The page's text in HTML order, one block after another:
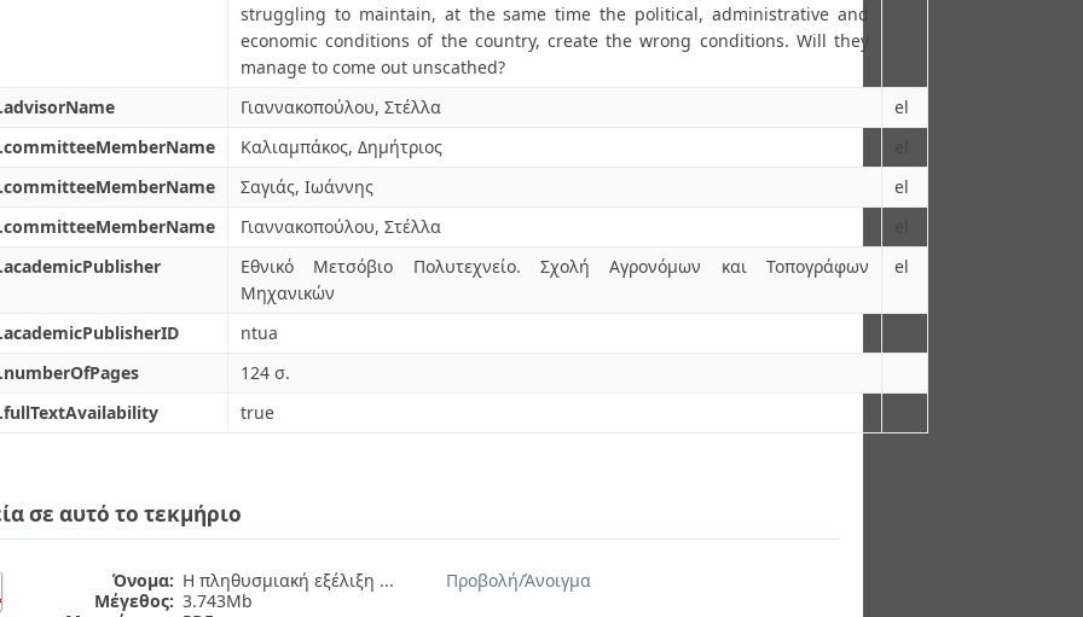
struggling to maintain, at the same time the political, administrative and
economic conditions of the country, create the wrong conditions. Will they
manage to come out unscathed?
Γιαννακοπούλου, Στέλλα
el
Καλιαμπάκος, Δημήτριος
Σαγιάς, Ιωάννης
el
Γιαννακοπούλου, Στέλλα
Εθνικό Μετσόβιο Πολυτεχνείο. Σχολή Αγρονόμων και Τοπογράφων
Μηχανικών
el
ntua
124 σ.
true
σε αυτό το τεκμήριο
Όνομα: Η πληθυσμιακή εξέλιξη ...
Μέγεθος: 3.743Mb
Προβολή/Άνοιγμα